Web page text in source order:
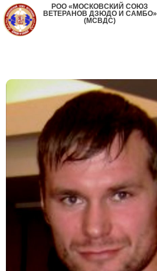
РОО «МОСКОВСКИЙ СОЮЗ
ВЕТЕРАНОВ ДЗЮДО И САМБО»
(МСВДС)